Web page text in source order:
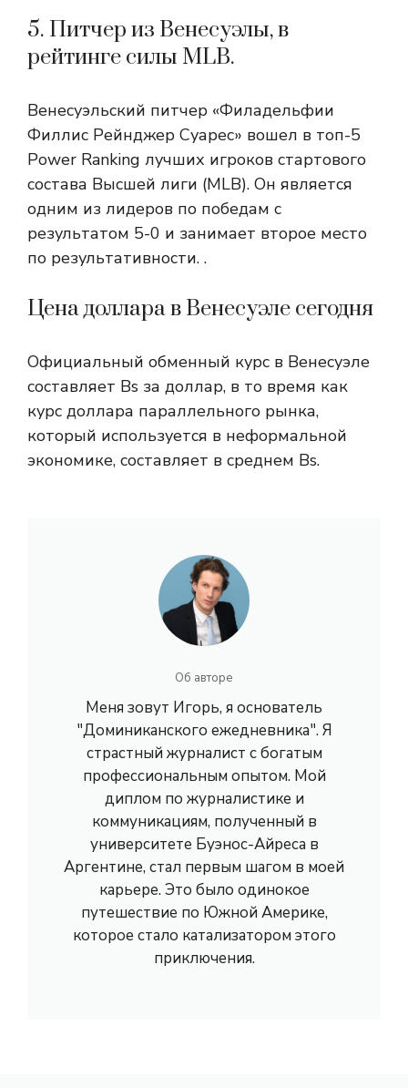
5. Питчер из Венесуэлы, в
рейтинге силы MLB.
Венесуэльский питчер «Филадельфии
Филлис Рейнджер Суарес» вошел в топ-5
Power Ranking лучших игроков стартового
состава Высшей лиги (MLB). Он является
одним из лидеров по победам с
результатом 5-0 и занимает второе место
по результативности. .
Цена доллара в Венесуэле сегодня
Официальный обменный курс в Венесуэле
составляет Bs за доллар, в то время как
курс доллара параллельного рынка,
который используется в неформальной
экономике, составляет в среднем Bs.
Об авторе
Меня зовут Игорь, я основатель
"Доминиканского ежедневника". Я
страстный журналист с богатым
профессиональным опытом. Мой
диплом по журналистике и
коммуникациям, полученный в
университете Буэнос-Айреса в
Аргентине, стал первым шагом в моей
карьере. Это было одинокое
путешествие по Южной Америке,
которое стало катализатором этого
приключения.